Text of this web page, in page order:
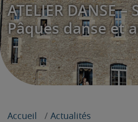
ATELIER DANSE –
Pâques danse et
Accueil
Actualités